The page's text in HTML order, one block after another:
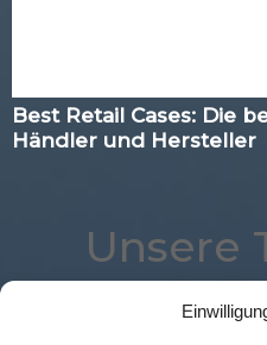
Best Retail Cases: Die
Händler und Hersteller
Unsere